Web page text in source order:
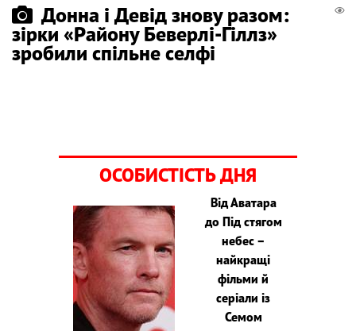
Донна і Девід знову разом:
зірки «Району Беверлі-Гіллз»
зробили спільне селфі
ОСОБИСТІСТЬ ДНЯ
Від Аватара
до Під стягом
небес –
найкращі
фільми й
серіали із
Семом